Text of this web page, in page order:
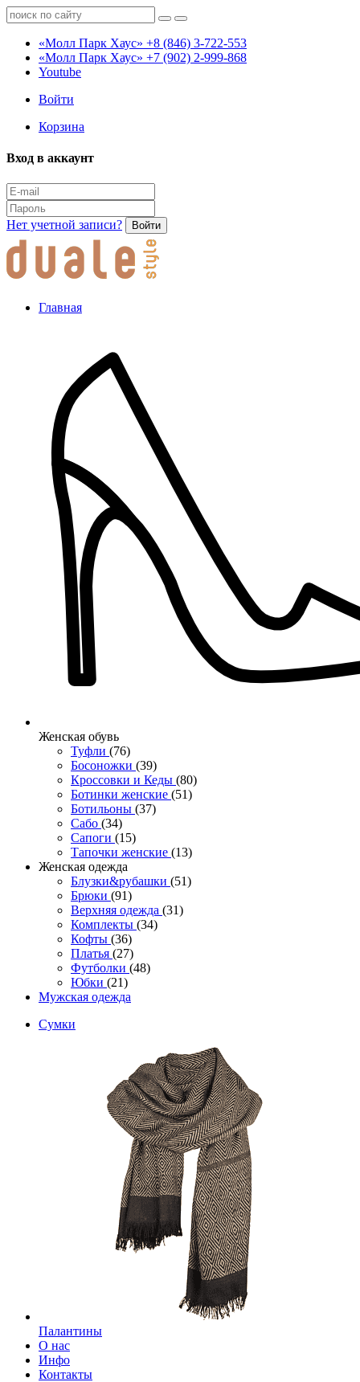
«Молл Парк Хаус» +8 (846) 3-722-553
«Молл Парк Хаус» +7 (902) 2-999-868
Youtube
Войти
Корзина
Вход в аккаунт
Нет учетной записи? Войти
Главная
Женcкая обувь
Туфли (76)
Босоножки (39)
Кроссовки и Кеды (80)
Ботинки женские (51)
Ботильоны (37)
Сабо (34)
Сапоги (15)
Тапочки женские (13)
Женская одежда
Блузки&рубашки (51)
Брюки (91)
Верхняя одежда (31)
Комплекты (34)
Кофты (36)
Платья (27)
Футболки (48)
Юбки (21)
Мужская одежда
Сумки
Палантины
О нас
Инфо
Контакты